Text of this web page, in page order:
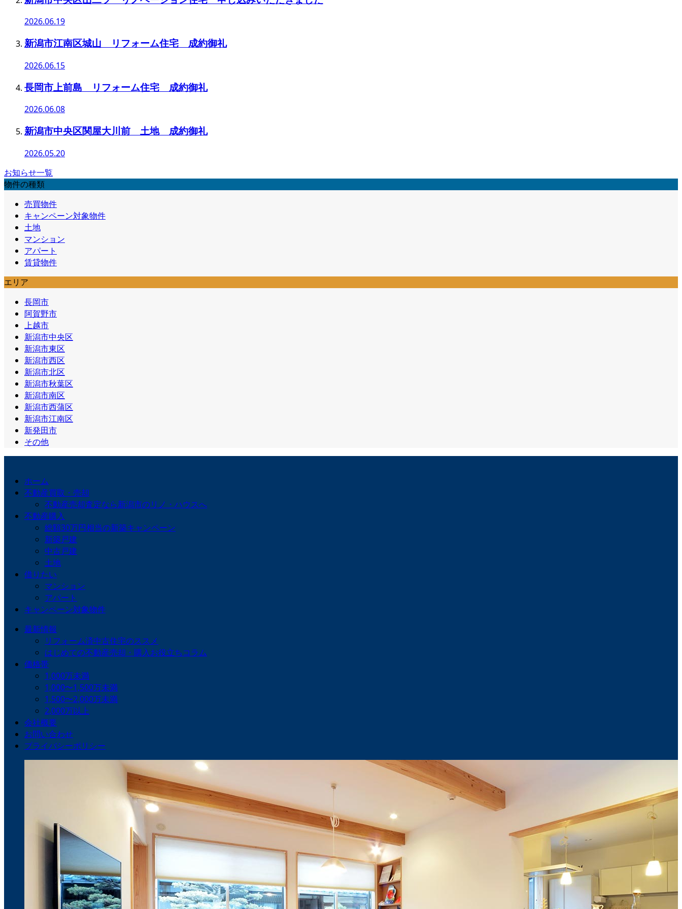
2026.06.19
新潟市江南区城山 リフォーム住宅 成約御礼
2026.06.15
長岡市上前島 リフォーム住宅 成約御礼
2026.06.08
新潟市中央区関屋大川前 土地 成約御礼
2026.05.20
お知らせ一覧
物件の種類
売買物件
キャンペーン対象物件
土地
マンション
アパート
賃貸物件
エリア
長岡市
阿賀野市
上越市
新潟市中央区
新潟市東区
新潟市西区
新潟市北区
新潟市秋葉区
新潟市南区
新潟市西蒲区
新潟市江南区
新発田市
その他
ホーム
不動産買取・売却
不動産売却査定なら新潟市のリノ・ハウスへ
不動産購入
総額30万円相当の新築キャンペーン
新築戸建
中古戸建
土地
借りたい
マンション
アパート
キャンペーン対象物件
最新情報
リフォーム済中古住宅のススメ
はじめての不動産売却・購入お役立ちコラム
価格帯
1,000万未満
1,000〜1,500万未満
1,500〜2,000万未満
2,000万以上
会社概要
お問い合わせ
プライバシーポリシー